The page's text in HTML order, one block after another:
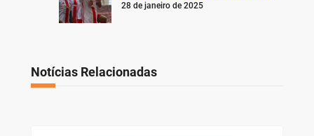
28 de janeiro de 2025
Notícias Relacionadas